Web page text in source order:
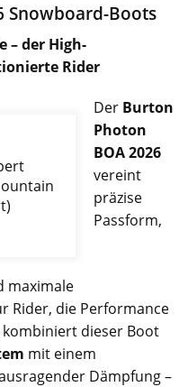
Snowboard-Boots
– der High-
Rider
Der Burton
Photon
BOA 2026
vereint
präzise
Passform,
maximale
Rider, die Performance
dieser Boot
mit einem
Dämpfung –